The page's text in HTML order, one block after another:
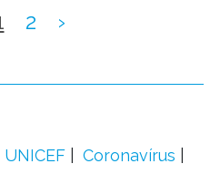
2 ›
Coronavírus